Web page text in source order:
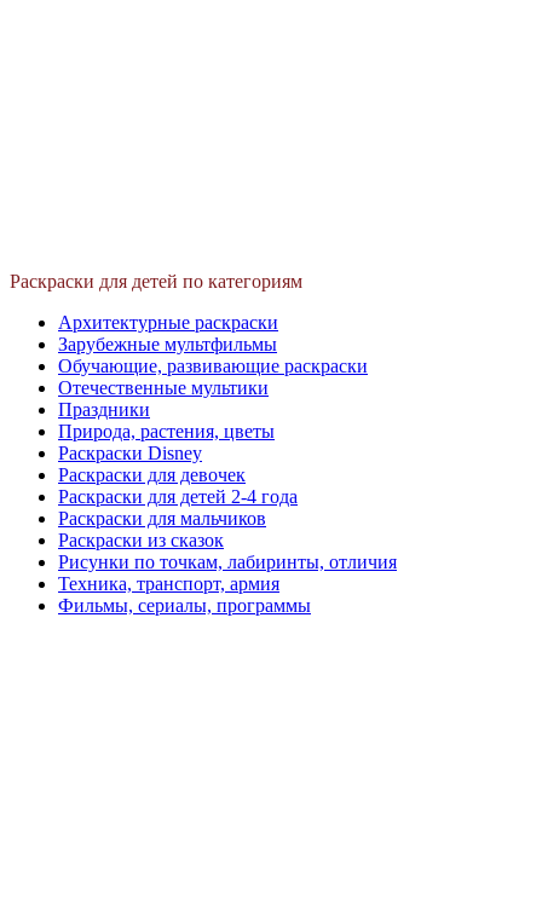
Раскраски для детей по категориям
Архитектурные раскраски
Зарубежные мультфильмы
Обучающие, развивающие раскраски
Отечественные мультики
Праздники
Природа, растения, цветы
Раскраски Disney
Раскраски для девочек
Раскраски для детей 2-4 года
Раскраски для мальчиков
Раскраски из сказок
Рисунки по точкам, лабиринты, отличия
Техника, транспорт, армия
Фильмы, сериалы, программы